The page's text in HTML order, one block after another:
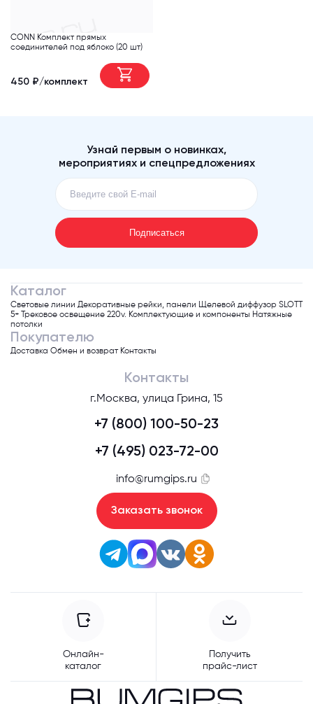
CONN Комплект прямых
соединителей под яблоко (20 шт)
450 ₽/комплект
Узнай первым о новинках,
мероприятиях и спецпредложениях
Каталог
Световые линии Декоративные рейки, панели Щелевой диффузор SLOTT
5+
Трековое освещение 220v. Комплектующие и компоненты Натяжные
потолки
Покупателю
Доставка Обмен и возврат Контакты
Контакты
г.Москва, улица Грина, 15
+7 (800) 100-50-23
+7 (495) 023-72-00
info@rumgips.ru
Заказать звонок
Онлайн-
каталог
Получить
прайс-лист